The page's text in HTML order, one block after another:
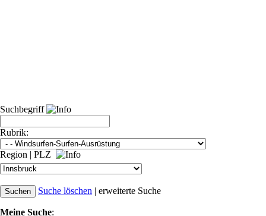
Suchbegriff
Rubrik:
Region | PLZ
Suche löschen | erweiterte Suche
Meine Suche: